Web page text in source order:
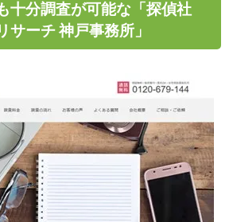
十分調査が可能な「探偵社
サーチ 神戸事務所」